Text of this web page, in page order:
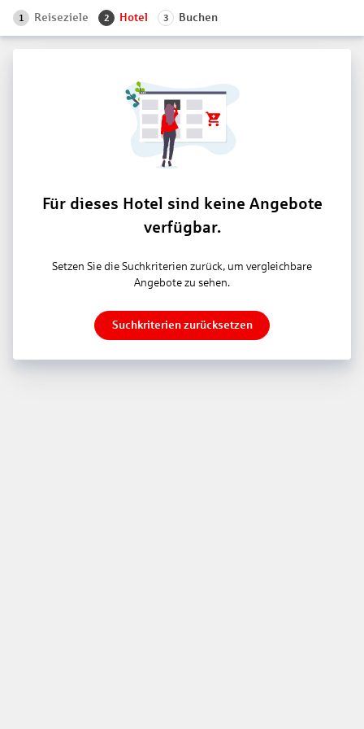
1 Reiseziele 2 Hotel 3 Buchen
Für dieses Hotel sind keine Angebote
verfügbar.
Setzen Sie die Suchkriterien zurück, um vergleichbare
Angebote zu sehen.
Suchkriterien zurücksetzen